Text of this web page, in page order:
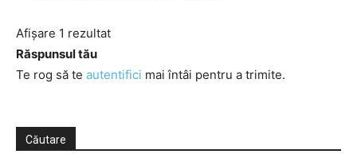
Afișare 1 rezultat
Răspunsul tău
Te rog să te autentifici mai întâi pentru a trimite.
Căutare